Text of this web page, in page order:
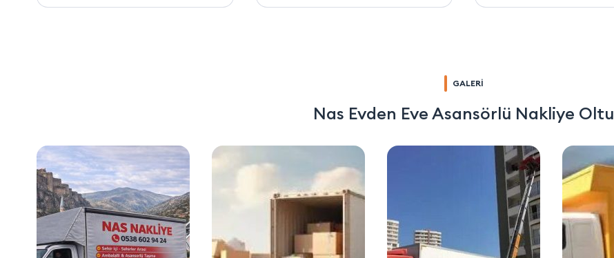
GALERİ
Nas Evden Eve Asansörlü Nakliye Oltu